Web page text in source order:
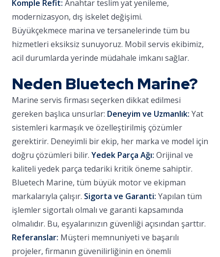
Komple Refit: Anahtar teslim yat yenileme,
modernizasyon, dış iskelet değişimi.
Büyükçekmece marina ve tersanelerinde tüm bu
hizmetleri eksiksiz sunuyoruz. Mobil servis ekibimiz,
acil durumlarda yerinde müdahale imkanı sağlar.
Neden Bluetech Marine?
Marine servis firması seçerken dikkat edilmesi
gereken başlıca unsurlar: Deneyim ve Uzmanlık: Yat
sistemleri karmaşık ve özelleştirilmiş çözümler
gerektirir. Deneyimli bir ekip, her marka ve model için
doğru çözümleri bilir. Yedek Parça Ağı: Orijinal ve
kaliteli yedek parça tedariki kritik öneme sahiptir.
Bluetech Marine, tüm büyük motor ve ekipman
markalarıyla çalışır. Sigorta ve Garanti: Yapılan tüm
işlemler sigortalı olmalı ve garanti kapsamında
olmalıdır. Bu, eşyalarınızın güvenliği açısından şarttır.
Referanslar: Müşteri memnuniyeti ve başarılı
projeler, firmanın güvenilirliğinin en önemli